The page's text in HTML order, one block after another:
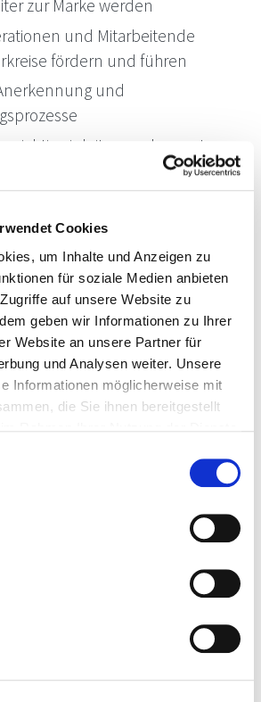
Cookies
um Inhalte und Anzeigen zu
für soziale Medien anbieten
auf unsere Website zu
geben wir Informationen zu Ihrer
Website an unsere Partner für
und Analysen weiter. Unsere
Informationen möglicherweise mit
die Sie ihnen bereitgestellt
Webseite weiterhin nutzen.
zur Marke werden
und Mitarbeitende
fördern und führen
und
richtig einleiten und umsetzen
von 09:00 - 17:00 Uhr statt.
| 598,00 € Standard